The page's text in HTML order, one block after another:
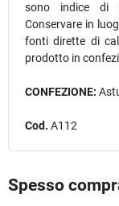
sono indice di
Conservare in
fonti dirette di
prodotto in
CONFEZIONE:
Cod. A112
Spesso